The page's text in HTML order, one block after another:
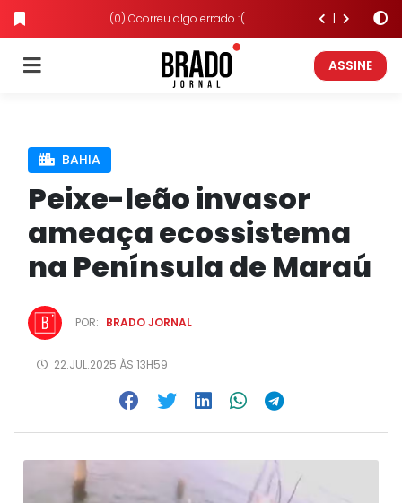
(0) Ocorreu algo errado :'(
ASSINE
BAHIA
Peixe-leão invasor
ameaça ecossistema
na Península de Maraú
POR: BRADO JORNAL
22.JUL.2025 ÀS 13H59